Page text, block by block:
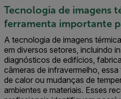
Tecnologia de imagens
ferramenta importante
A tecnologia de imagens
em diversos setores, incluindo
diagnósticos de edifícios,
câmeras de infravermelho,
de calor ou mudanças de
ambientes e materiais. Esses